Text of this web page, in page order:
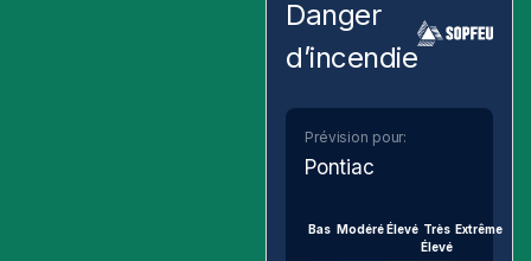
Danger
d’incendie
Prévision pour:
Pontiac
Bas ModéréÉlevé Très
Élevé
Extrême